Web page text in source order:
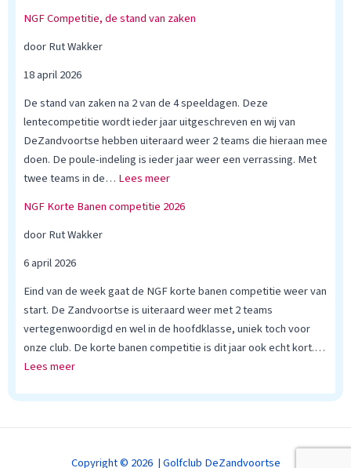
n
!
G
F
o
m
p
e
t
i
e
3
/
5
NGF Competitie, de stand van zaken
door Rut Wakker
18 april 2026
De stand van zaken na 2 van de 4 speeldagen. Deze
lentecompetitie wordt ieder jaar uitgeschreven en wij van
DeZandvoortse hebben uiteraard weer 2 teams die hieraan mee
doen. De poule-indeling is ieder jaar weer een verrassing. Met
twee teams in de… Lees meer:
G
m
p
e
t
i
d
NGF Korte Banen competitie 2026
door Rut Wakker
6 april 2026
Eind van de week gaat de NGF korte banen competitie weer van
start. De Zandvoortse is uiteraard weer met 2 teams
vertegenwoordigd en wel in de hoofdklasse, uniek toch voor
onze club. De korte banen competitie is dit jaar ook echt kort.…
Lees meer:
G
o
Copyright © 2026 | Golfclub DeZandvoortse